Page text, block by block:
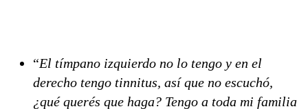
“El tímpano izquierdo no lo tengo y en el
derecho tengo tinnitus, así que no escuchó,
¿qué querés que haga? Tengo a toda mi familia